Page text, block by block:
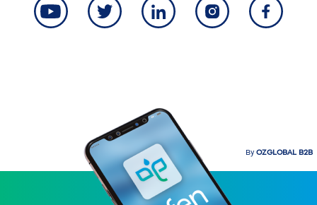
ByOZGLOBAL B2B